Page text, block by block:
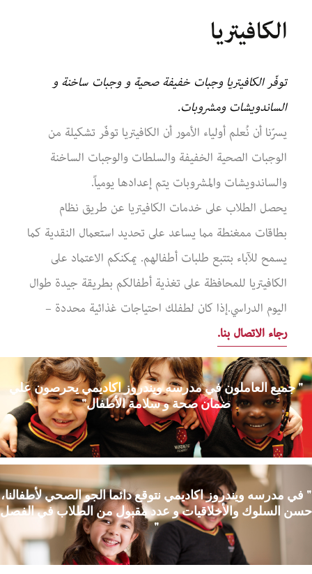
الكافيتريا
توفّر الكافيتريا وجبات خفيفة صحية و وجبات ساخنة و
الساندويشات ومشروبات.
يسرّنا أن نُعلم أولياء الأمور أن الكافيتريا توفّر تشكيلة من
الوجبات الصحية الخفيفة والسلطات والوجبات الساخنة
والساندويشات والمشروبات يتم إعدادها يومياً.
يحصل الطلاب على خدمات الكافيتريا عن طريق نظام
بطاقات ممغنطة مما يساعد على تحديد استعمال النقدية كما
يسمح للآباء بتتبع طلبات أطفالهم. يمكنكم الاعتماد على
الكافيتريا للمحافظة على تغذية أطفالكم بطريقة جيدة طوال
اليوم الدراسي.إذا كان لطفلك احتياجات غذائية محددة –
رجاء الاتصال بنا.
" جميع العاملون في مدرسه ويندروز اكاديمي يحرصون علي
ضمان صحة و سلامة الأطفال"
" في مدرسه ويندروز اكاديمي نتوقع دائما الجو الصحي لأطفالنا،
حسن السلوك والأخلاقيات و عدد مقبول من الطلاب في الفصل
"